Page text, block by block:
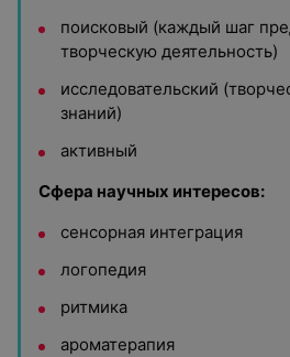
поисковый (каждый шаг
творческую деятельность)
исследовательский
знаний)
активный
Сфера научных интересов:
сенсорная интеграция
логопедия
ритмика
ароматерапия